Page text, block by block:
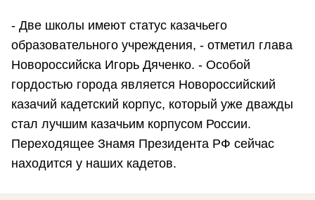
- Две школы имеют статус казачьего
образовательного учреждения, - отметил глава
Новороссийска Игорь Дяченко. - Особой
гордостью города является Новороссийский
казачий кадетский корпус, который уже дважды
стал лучшим казачьим корпусом России.
Переходящее Знамя Президента РФ сейчас
находится у наших кадетов.